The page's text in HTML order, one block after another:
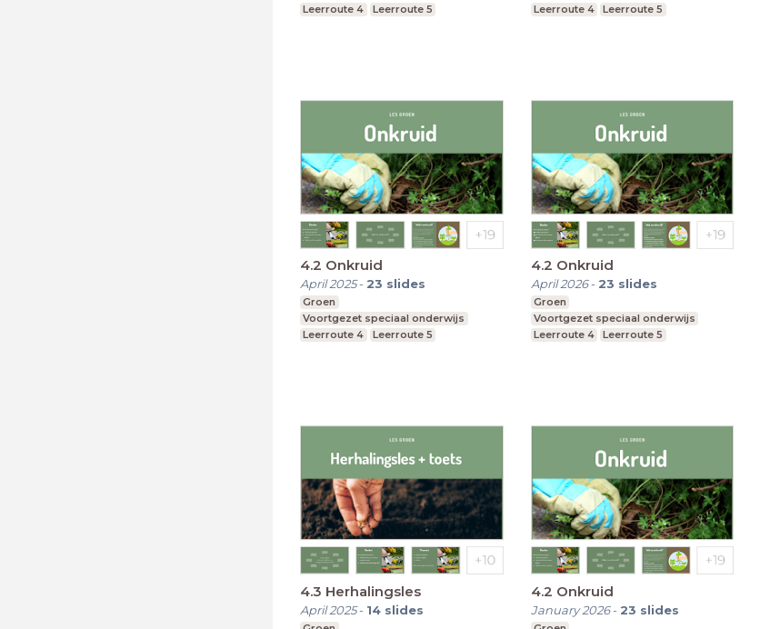
Leerroute 4
Leerroute 5
Leerroute 4
Leerroute 5
4.2 Onkruid
April 2025- 23 slides
Groen
Voortgezet speciaal onderwijs
Leerroute 4
Leerroute 5
4.2 Onkruid
April 2026- 23 slides
Groen
Voortgezet speciaal onderwijs
Leerroute 4
Leerroute 5
4.3 Herhalingsles
April 2025- 14 slides
4.2 Onkruid
January 2026- 23 slides